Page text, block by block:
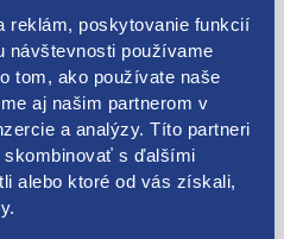
reklám, poskytovanie funkcií
návštevnosti používame
tom, ako používate naše
aj našim partnerom v
a analýzy. Títo partneri
skombinovať s ďalšími
alebo ktoré od vás získali,